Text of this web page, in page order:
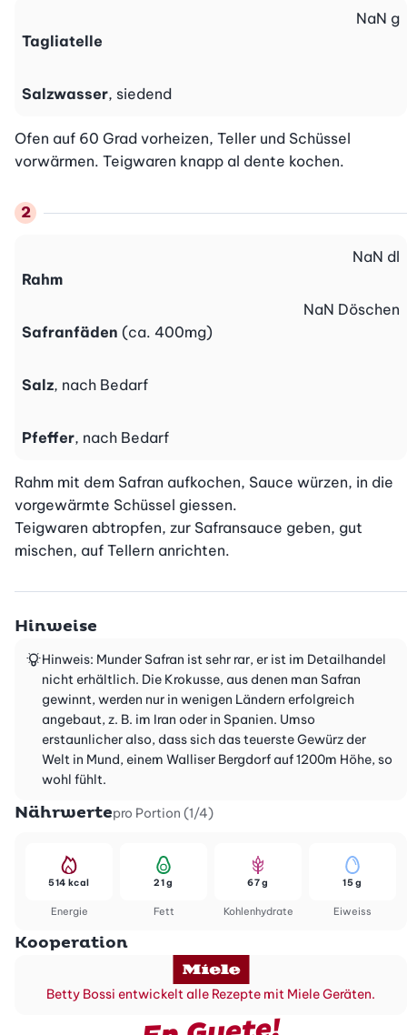
Tagliatelle
NaN g
Salzwasser, siedend
Ofen auf 60 Grad vorheizen, Teller und Schüssel
vorwärmen. Teigwaren knapp al dente kochen.
Rahm
NaN dl
Safranfäden (ca. 400mg)
NaN Döschen
Salz, nach Bedarf
Pfeffer, nach Bedarf
Rahm mit dem Safran aufkochen, Sauce würzen, in die
vorgewärmte Schüssel giessen.
Teigwaren abtropfen, zur Safransauce geben, gut
mischen, auf Tellern anrichten.
Hinweise
Hinweis: Munder Safran ist sehr rar, er ist im Detailhandel
nicht erhältlich. Die Krokusse, aus denen man Safran
gewinnt, werden nur in wenigen Ländern erfolgreich
angebaut, z. B. im Iran oder in Spanien. Umso
erstaunlicher also, dass sich das teuerste Gewürz der
Welt in Mund, einem Walliser Bergdorf auf 1200m Höhe, so
wohl fühlt.
Nährwertepro Portion (1/4)
Energie
514 kcal
Fett
21 g
Kohlenhydrate
67 g
Eiweiss
15 g
Kooperation
Betty Bossi entwickelt alle Rezepte mit Miele Geräten.